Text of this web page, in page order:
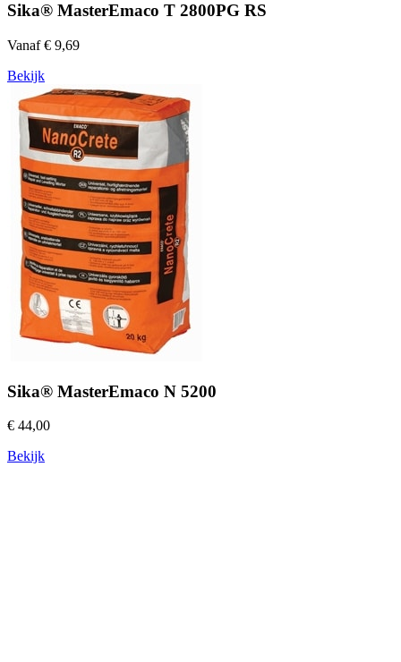
Sika® MasterEmaco T 2800PG RS
Vanaf € 9,69
Bekijk
Sika® MasterEmaco N 5200
€ 44,00
Bekijk